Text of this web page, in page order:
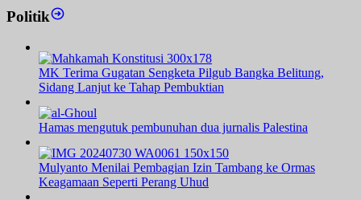
Politik
MK Terima Gugatan Sengketa Pilgub Bangka Belitung,
Sidang Lanjut ke Tahap Pembuktian
Hamas mengutuk pembunuhan dua jurnalis Palestina
Mulyanto Menilai Pembagian Izin Tambang ke Ormas
Keagamaan Seperti Perang Uhud